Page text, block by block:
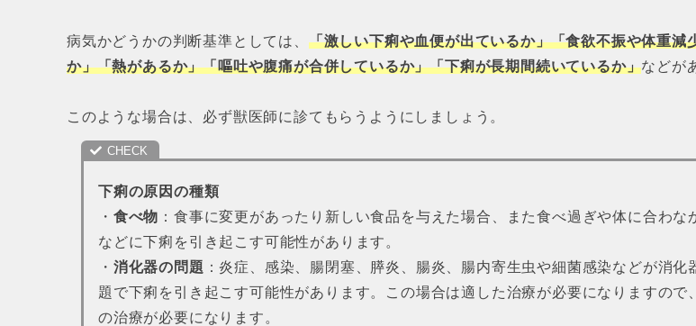
病気かどうかの判断基準としては、 「激しい下痢や血便が出ているか」「食欲不振や体重減
か」「熱があるか」「嘔吐や腹痛が合併しているか」「下痢が長期間続いているか」などが
このような場合は、必ず獣医師に診てもらうようにしましょう。
下痢の原因の種類
・ 食べ物 ：食事に変更があったり新しい食品を与えた場合、また食べ過ぎや体に合わな
などに下痢を引き起こす可能性があります。
・ 消化器の問題 ：炎症、感染、腸閉塞、膵炎、腸炎、腸内寄生虫や細菌感染などが消化
題で下痢を引き起こす可能性があります。この場合は適した治療が必要になりますので
の治療が必要になります。